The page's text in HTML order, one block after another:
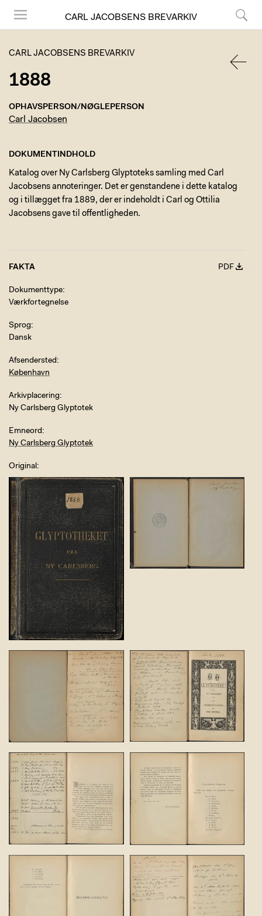
CARL JACOBSENS BREVARKIV
CARL JACOBSENS BREVARKIV
1888
OPHAVSPERSON/NØGLEPERSON
Carl Jacobsen
DOKUMENTINDHOLD
Katalog over Ny Carlsberg Glyptoteks samling med Carl
Jacobsens annoteringer. Det er genstandene i dette katalog
og i tillægget fra 1889, der er indeholdt i Carl og Ottilia
Jacobsens gave til offentligheden.
FAKTA PDF
Dokumenttype
Værkfortegnelse
Sprog
Dansk
Afsendersted
København
Arkivplacering
Ny Carlsberg Glyptotek
Emneord
Ny Carlsberg Glyptotek
Original